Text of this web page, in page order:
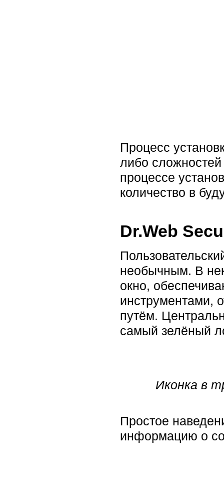
Процесс
либо
процессе
количество в
Dr.Web
необычным. В
окно,
инструментами,
путём.
самый зелёный
Иконка в
Простое
информацию о